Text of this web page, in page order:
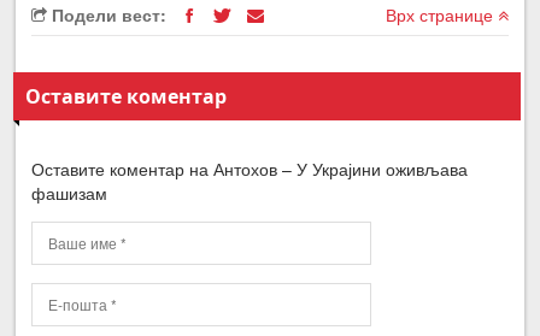
Подели вест: Врх странице
Оставите коментар
Оставите коментар на Антохов – У Украјини оживљава
фашизам